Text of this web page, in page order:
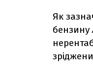
Як
бензину